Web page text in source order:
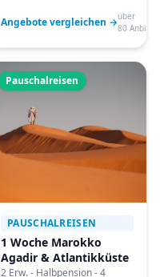
Angebote vergleichen →über
80
Pauschalreisen
PAUSCHALREISEN
1 Woche Marokko
Agadir & Atlantikküste
2 Erw. - Halbpension - 4